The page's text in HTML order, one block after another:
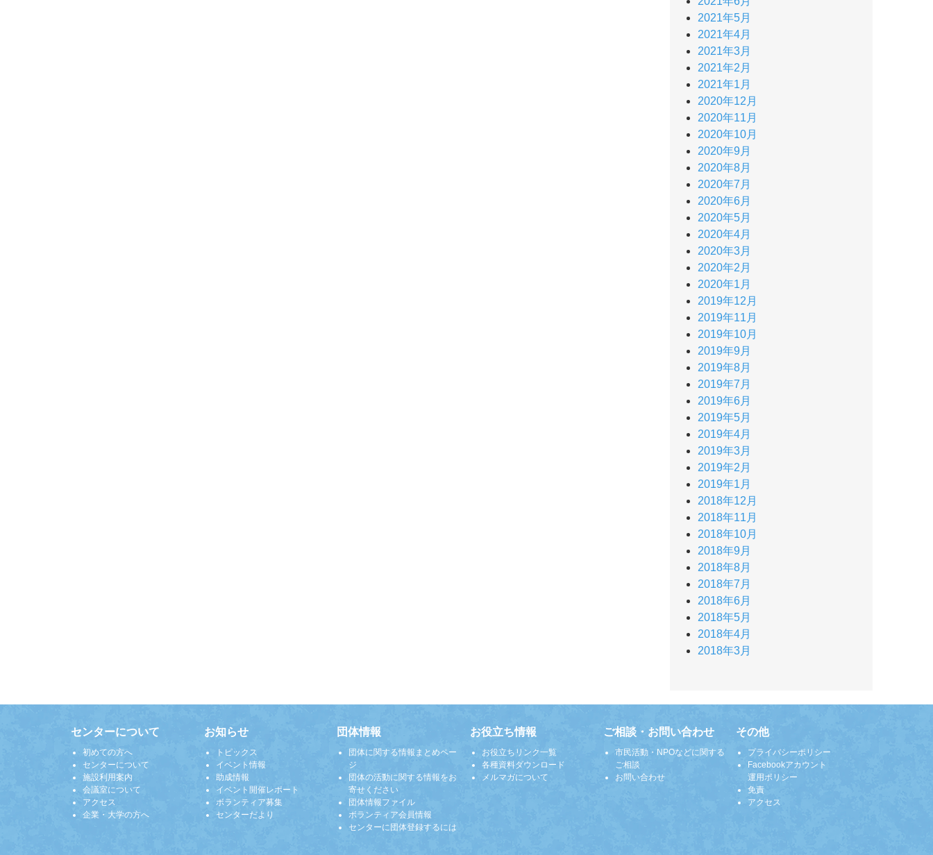
2021年5月
2021年4月
2021年3月
2021年2月
2021年1月
2020年12月
2020年11月
2020年10月
2020年9月
2020年8月
2020年7月
2020年6月
2020年5月
2020年4月
2020年3月
2020年2月
2020年1月
2019年12月
2019年11月
2019年10月
2019年9月
2019年8月
2019年7月
2019年6月
2019年5月
2019年4月
2019年3月
2019年2月
2019年1月
2018年12月
2018年11月
2018年10月
2018年9月
2018年8月
2018年7月
2018年6月
2018年5月
2018年4月
2018年3月
センターについて
初めての方へ
センターについて
施設利用案内
会議室について
アクセス
企業・大学の方へ
お知らせ
トピックス
イベント情報
助成情報
イベント開催レポート
ボランティア募集
センターだより
団体情報
団体に関する情報まとめペー
ジ
団体の活動に関する情報をお
寄せください
団体情報ファイル
ボランティア会員情報
センターに団体登録するには
お役立ち情報
お役立ちリンク一覧
各種資料ダウンロード
メルマガについて
ご相談・お問い合わせ
市民活動・NPOなどに関する
ご相談
お問い合わせ
その他
プライバシーポリシー
Facebookアカウント
運用ポリシー
免責
アクセス